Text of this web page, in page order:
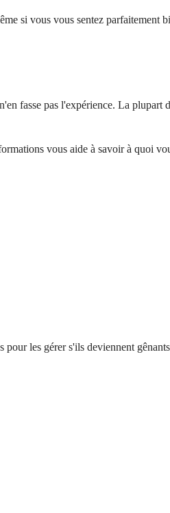
si vous vous sentez parfaitement
fasse pas l'expérience. La plupart
vous aide à savoir à quoi
pour les gérer s'ils deviennent